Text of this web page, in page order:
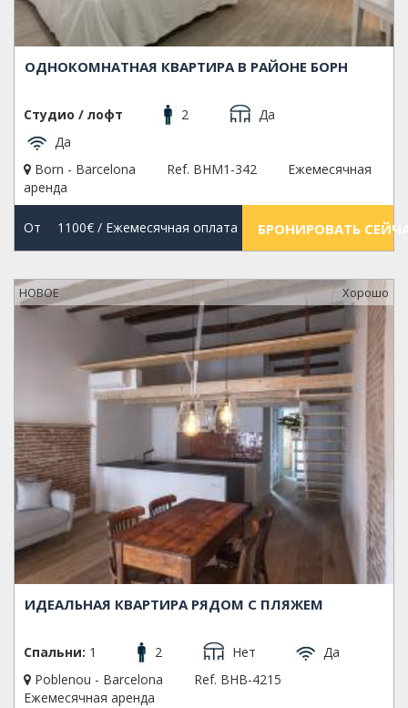
ОДНОКОМНАТНАЯ КВАРТИРА В РАЙОНЕ БОРН
Студио / лофт 2
Да
Да
Born - Barcelona
Ref. BHM1-342
Ежемесячная
аренда
От 1100€/ Ежемесячная оплата БРОНИРОВАТЬ
НОВОЕ Xорошо
ИДЕАЛЬНАЯ КВАРТИРА РЯДОМ С ПЛЯЖЕМ
Спальни: 1 2 Нет
Да
Poblenou - Barcelona
Ref. BHB-4215
Ежемесячная аренда